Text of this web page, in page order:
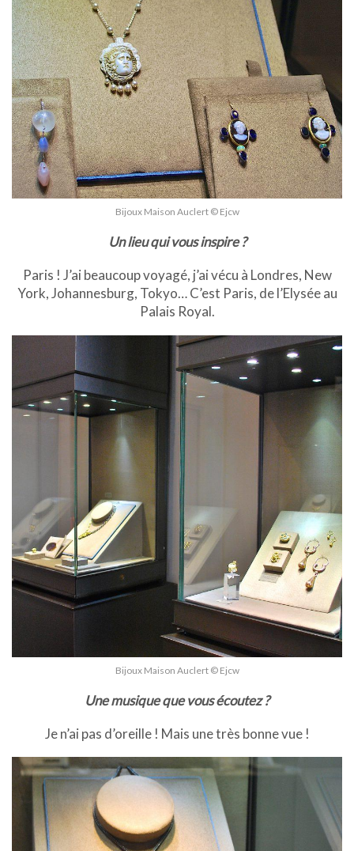
Bijoux Maison Auclert © Ejcw
Un lieu qui vous inspire ?
Paris ! J’ai beaucoup voyagé, j’ai vécu à Londres, New
York, Johannesburg, Tokyo… C’est Paris, de l’Elysée au
Palais Royal.
Bijoux Maison Auclert © Ejcw
Une musique que vous écoutez ?
Je n’ai pas d’oreille ! Mais une très bonne vue !